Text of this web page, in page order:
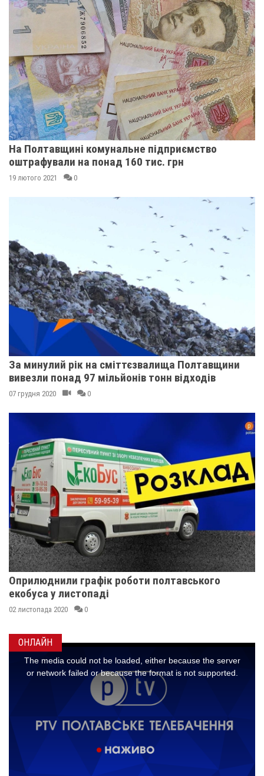
ОНЛАЙН
На Полтавщині комунальне підприємство
оштрафували на понад 160 тис. грн
19 лютого 2021 0
За минулий рік на сміттєзвалища Полтавщини
вивезли понад 97 мільйонів тонн відходів
07 грудня 2020 0
Оприлюднили графік роботи полтавського
екобуса у листопаді
02 листопада 2020 0